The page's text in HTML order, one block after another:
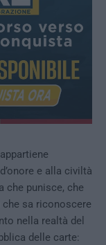
e alla civiltà
che punisce, che
sa riconoscere
nella realtà del
delle carte: